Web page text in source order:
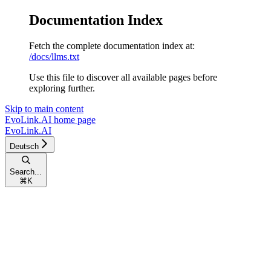
Documentation Index
Fetch the complete documentation index at:
/docs/llms.txt
Use this file to discover all available pages before
exploring further.
Skip to main content
EvoLink.AI home page
EvoLink.AI
Deutsch
Search...
⌘ K